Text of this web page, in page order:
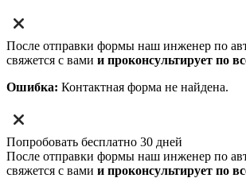
После отправки формы наш инженер по
свяжется с вами и проконсультирует по
Ошибка: Контактная форма не найдена.
Попробовать бесплатно 30 дней
После отправки формы наш инженер по
свяжется с вами и проконсультирует по